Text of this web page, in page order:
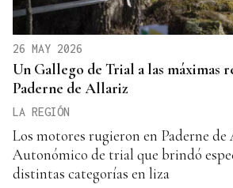
26 MAY 2026
Un Gallego de Trial a las máximas
Paderne de Allariz
LA REGIÓN
Los motores rugieron en Paderne
Autonómico de trial que brindó
distintas categorías en liza